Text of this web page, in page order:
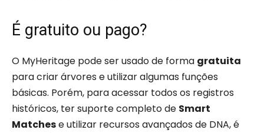
É gratuito ou pago?
O MyHeritage pode ser usado de forma gratuita
para criar árvores e utilizar algumas funções
básicas. Porém, para acessar todos os registros
históricos, ter suporte completo de Smart
Matchese utilizar recursos avançados de DNA, é